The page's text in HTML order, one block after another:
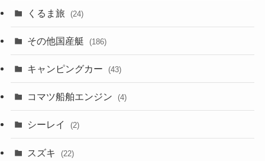
くるま旅 (24)
その他国産艇 (186)
キャンピングカー (43)
コマツ船舶エンジン (4)
シーレイ (2)
スズキ (22)